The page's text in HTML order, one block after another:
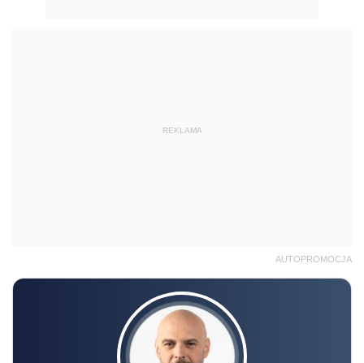
REKLAMA
AUTOPROMOCJA